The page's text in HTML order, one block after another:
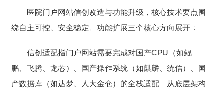
医院门户网站信创改造与功能升级，核心技术要点围
绕自主可控、安全稳定、功能扩展三个核心方向展开：
信创适配指门户网站需要完成对国产CPU（如鲲
鹏、飞腾、龙芯）、国产操作系统（如麒麟、统信）、国
产数据库（如达梦、人大金仓）的全栈适配，从底层架构